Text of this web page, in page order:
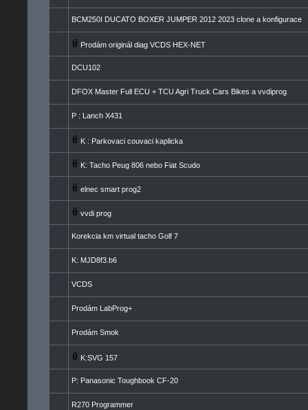
BCM250I DUCATO BOXER JUMPER 2012 2023 clone a konfigurace
Prodám originál diag VCDS HEX-NET
DCU102
DFOX Master Full ECU + TCU Agri Truck Cars Bikes a vvdiprog
P : Lanch X431
K : Parkovaci couvaci kaplicka
K: Tacho Peug 806 nebo Fiat Scudo
elnec smart prog2
vvdi prog
Korekcia km virtual tacho Golf 7
K: MJD8f3.b6
VCDS
Prodám LabProg+
Prodám Smok
K:SVG 157
P: Panasonic Toughbook CF-20
R270 Programmer